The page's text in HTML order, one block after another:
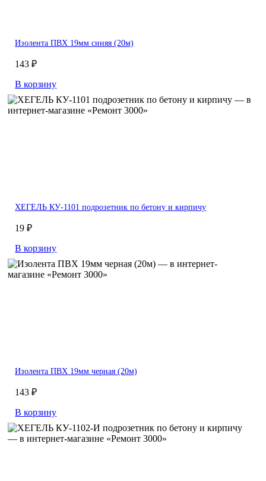
Изолента ПВХ 19мм синяя (20м)
143 ₽
В корзину
ХЕГЕЛЬ КУ-1101 подрозетник по бетону и кирпичу
19 ₽
В корзину
Изолента ПВХ 19мм черная (20м)
143 ₽
В корзину